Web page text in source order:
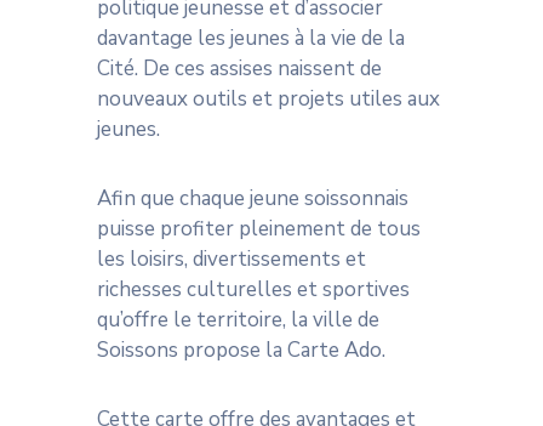
politique jeunesse et d’associer
davantage les jeunes à la vie de la
Cité. De ces assises naissent de
nouveaux outils et projets utiles aux
jeunes.
Afin que chaque jeune soissonnais
puisse profiter pleinement de tous
les loisirs, divertissements et
richesses culturelles et sportives
qu’offre le territoire, la ville de
Soissons propose la Carte Ado.
Cette carte offre des avantages et